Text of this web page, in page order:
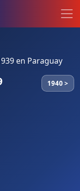
en Paraguay
1940 >